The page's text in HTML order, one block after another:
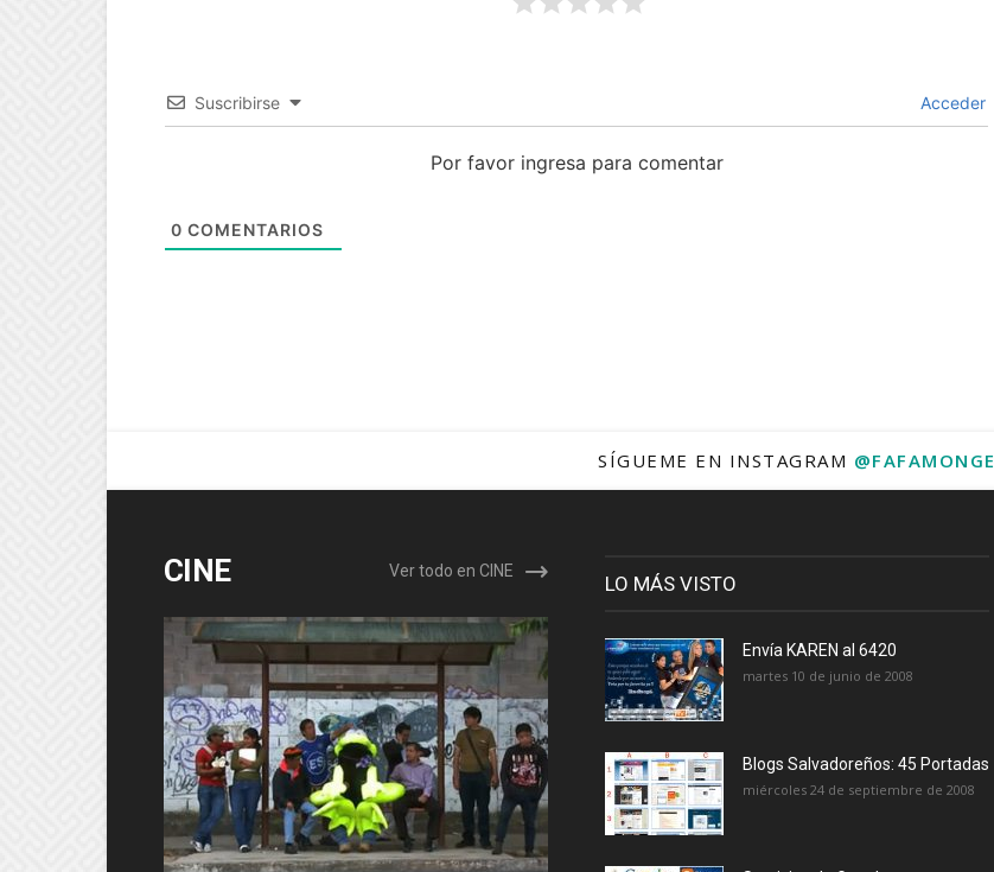
Suscribirse Acceder
Por favor ingresa para comentar
0 COMENTARIOS
SÍGUEME EN INSTAGRAM @FAFAMONGE
CINE Ver todo en CINE
LO MÁS VISTO
Envía KAREN al 6420
martes 10 de junio de 2008
Blogs Salvadoreños: 45 Portadas
miércoles 24 de septiembre de 2008